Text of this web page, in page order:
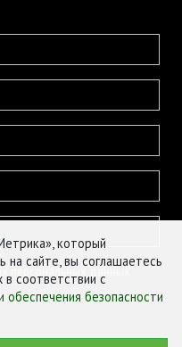
персональных данных
который
на сайте, вы соглашаетесь
соответствии с
обеспечения безопасности